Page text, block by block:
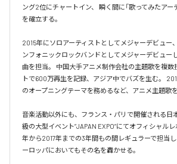
ング2位にチャートイン、 瞬く間に「歌ってみたアー
を確立する。
2015年にソロアーティストとしてメジャーデビュー
ンフォニックロックバンドとしてメジャーデビュー
曲を担当。 中国大手アニメ制作会社の主題歌を複数
トで600万再生を記録、アジア中でバズを生む。
のオープニングテーマを務めるなど、アニメ主題歌
音楽活動以外にも、フランス・パリで開催される日
級の大型イベント”JAPAN EXPO”にてオフィシャル
年から2017年までの3年間もの間レギュラーで担当
ーロッパにおいてもその名を轟かせる。